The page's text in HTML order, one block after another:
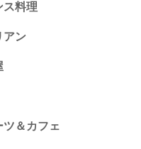
ス料理
アン
ツ＆カフェ